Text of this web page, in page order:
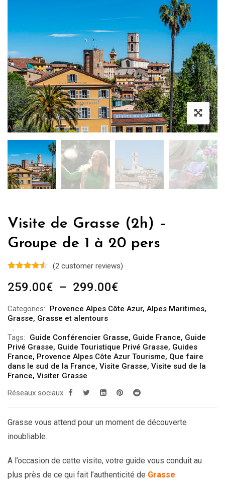
Visite de Grasse (2h) –
Groupe de 1 à 20 pers
(2 customer reviews)
259.00€ – 299.00€Plage
prix :
à
299.00€
Categories: Provence Alpes Côte Azur, Alpes Maritimes,
Grasse, Grasse et alentours
Tags: Guide Conférencier Grasse, Guide France, Guide
Privé Grasse, Guide Touristique Privé Grasse, Guides
France, Provence Alpes Côte Azur Tourisme, Que faire
dans le sud de la France, Visite Grasse, Visite sud de la
France, Visiter Grasse
Réseaux sociaux
Grasse vous attend pour un moment de découverte
inoubliable.
A l’occasion de cette visite, votre guide vous conduit au
plus près de ce qui fait l’authenticité de Grasse.